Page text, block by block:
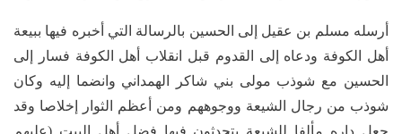
أرسله مسلم بن عقيل إلى الحسين بالرسالة التي أخبره فيها ببيعة
أهل الكوفة ودعاه إلى القدوم قبل انقلاب أهل الكوفة فسار إلى
الحسين مع شوذب مولى بني شاكر الهمداني وانضما إليه وكان
شوذب من رجال الشيعة ووجوههم ومن أعظم الثوار إخلاصا وقد
جعل داره مألفا للشيعة يتحدثون فيها فضل أهل البيت (عليهم